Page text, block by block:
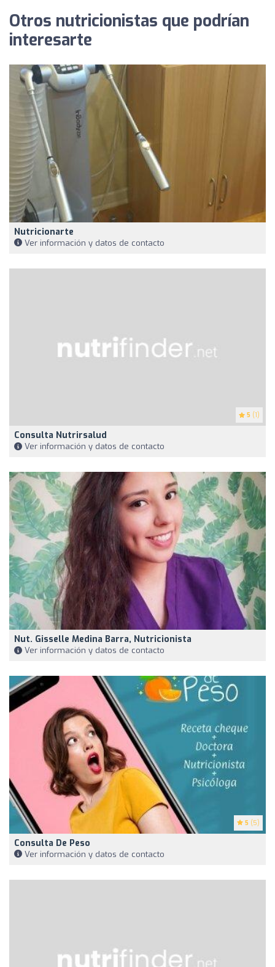
Otros nutricionistas que podrían
interesarte
Nutricionarte
Ver información y datos de contacto
5 (1)
Consulta Nutrirsalud
Ver información y datos de contacto
Nut. Gisselle Medina Barra, Nutricionista
Ver información y datos de contacto
5 (5)
Consulta De Peso
Ver información y datos de contacto